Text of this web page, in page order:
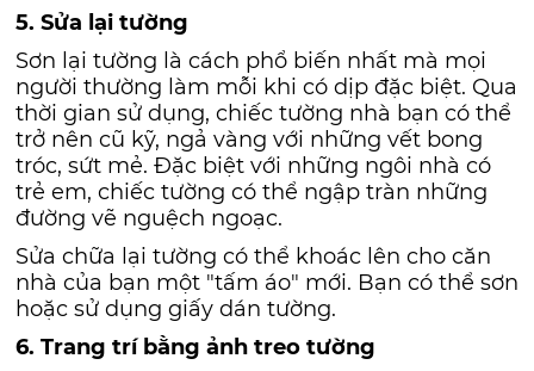
5. Sửa lại tường
Sơn lại tường là cách phổ biến nhất mà mọi
người thường làm mỗi khi có dịp đặc biệt. Qua
thời gian sử dụng, chiếc tường nhà bạn có thể
trở nên cũ kỹ, ngả vàng với những vết bong
tróc, sứt mẻ. Đặc biệt với những ngôi nhà có
trẻ em, chiếc tường có thể ngập tràn những
đường vẽ nguệch ngoạc.
Sửa chữa lại tường có thể khoác lên cho căn
nhà của bạn một "tấm áo" mới. Bạn có thể sơn
hoặc sử dụng giấy dán tường.
6. Trang trí bằng ảnh treo tường